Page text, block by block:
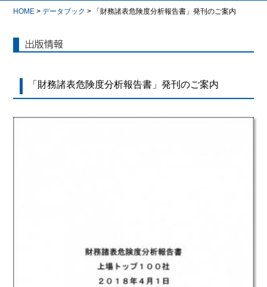
HOME >データブック > 「財務諸表危険度分析報告書」発刊のご案内
「財務諸表危険度分析報告書」発刊のご案内